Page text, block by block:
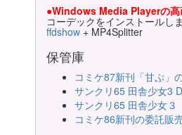
●Windows Media Playerの高
コーデックをインストールし
ffdshow + MP4Splitter
保管庫
コミケ87新刊「甘ぷ」
サンクリ65 田舎少女3
サンクリ65 田舎少女
コミケ86新刊の委託販